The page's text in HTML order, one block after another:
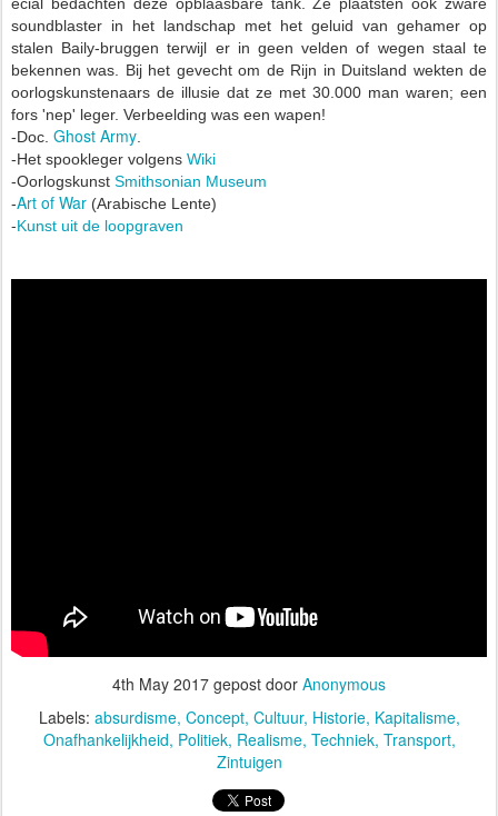
ecial bedachten deze opblaasbare tank. Ze plaatsten ook zware
soundblaster in het landschap met het geluid van gehamer op
stalen Baily-bruggen terwijl er in geen velden of wegen staal te
bekennen was. Bij het gevecht om de Rijn in Duitsland wekten de
oorlogskunstenaars de illusie dat ze met 30.000 man waren; een
fors 'nep' leger. Verbeelding was een wapen!
-Doc. Ghost Army.
-Het spookleger volgens Wiki
-Oorlogskunst Smithsonian Museum
-Art of War (Arabische Lente)
-Kunst uit de loopgraven
4th May 2017 gepost door Anonymous
Labels: absurdisme Concept Cultuur Historie Kapitalisme
Onafhankelijkheid Politiek Realisme Techniek Transport
Zintuigen